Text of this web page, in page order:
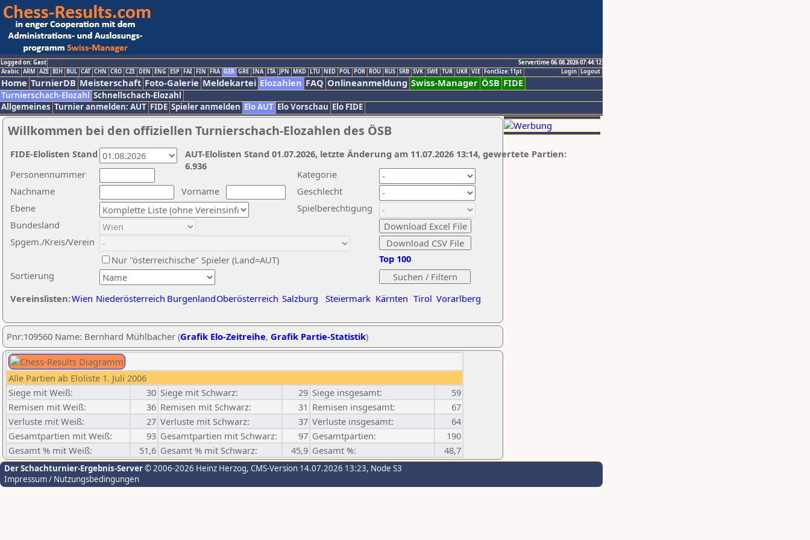
Logged on: Gast
Servertime 06.08.2026 07:44:12
Logout
Login
Arabic ARM AZE BIH BUL CAT CHN CRO CZE DEN ENG ESP FAI FIN FRA GER GRE INA ITA JPN MKD LTU NED POL POR ROU RUS SRB SVK SWE TUR UKR VIE FontSize:11pt
Home TurnierDB Meisterschaft Foto-Galerie Meldekartei Elozahlen FAQ Onlineanmeldung Swiss-Manager ÖSB FIDE
Turnierschach-Elozahl Schnellschach-Elozahl
Allgemeines Turnier anmelden: AUT FIDE Spieler anmelden Elo AUT Elo Vorschau Elo FIDE
Willkommen bei den offiziellen Turnierschach-Elozahlen des ÖSB
Nachname
Vorname
Ebene
Kategorie
Sortierung
Personennummer
Bundesland
Spgem./Kreis/Verein
Geschlecht
Nur "österreichische" Spieler (Land=AUT)
Spielberechtigung
Vereinslisten:Wien Niederösterreich BurgenlandOberösterreich Salzburg Steiermark Kärnten Tirol Vorarlberg
Top 100
AUT-Elolisten Stand 01.07.2026, letzte Änderung am 11.07.2026 13:14, gewertete Partien:
6.936
FIDE-Elolisten Stand
Pnr:109560 Name: Bernhard Mühlbacher (Grafik Elo-Zeitreihe, Grafik Partie-Statistik)
Alle Partien ab Eloliste 1. Juli 2006
Siege mit Weiß:
30 Siege mit Schwarz: 29 Siege insgesamt:
59
Remisen mit Weiß:
36 Remisen mit Schwarz: 31 Remisen insgesamt:
67
Verluste mit Weiß:
27 Verluste mit Schwarz: 37 Verluste insgesamt:
64
Gesamtpartien mit Weiß:
93 Gesamtpartien mit Schwarz: 97 Gesamtpartien:
190
Gesamt % mit Weiß:
51,6 Gesamt % mit Schwarz: 45,9 Gesamt %: 48,7
Der Schachturnier-Ergebnis-Server© 2006-2026 Heinz Herzog, CMS-Version 14.07.2026 13:23, Node S3
Impressum / Nutzungsbedingungen